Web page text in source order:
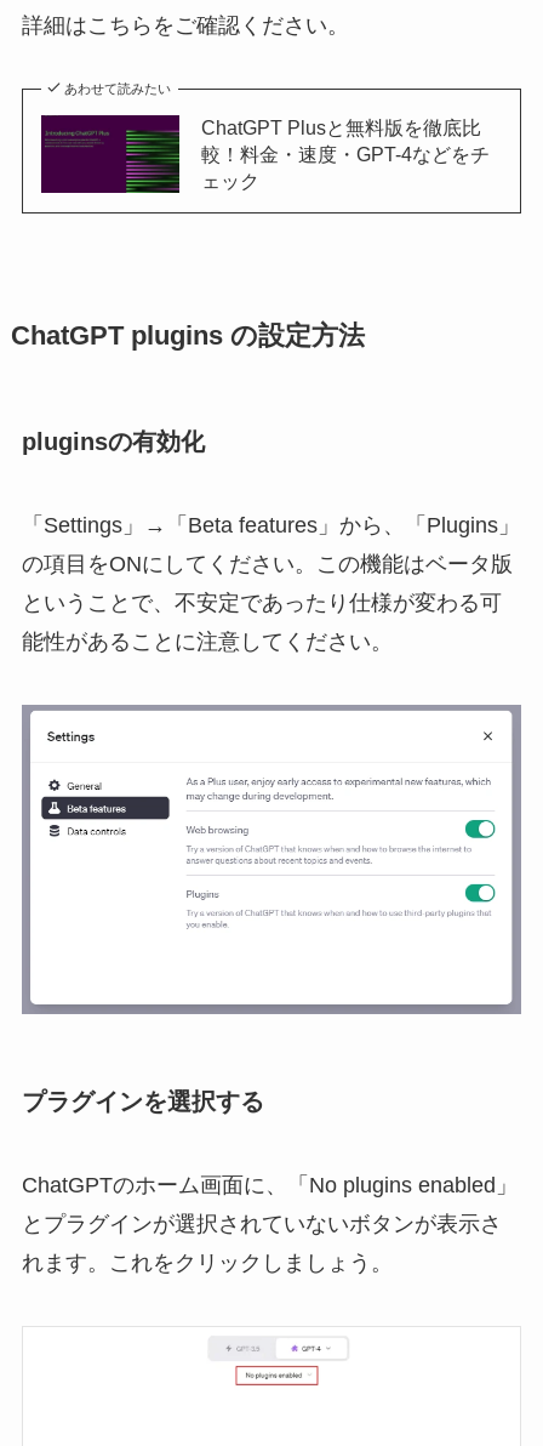
詳細はこちらをご確認ください。
あわせて読みたい
ChatGPT Plusと無料版を徹底比
較！料金・速度・GPT-4などをチ
ェック
ChatGPT plugins の設定方法
pluginsの有効化
「Settings」→「Beta features」から、「Plugins」
の項目をONにしてください。この機能はベータ版
ということで、不安定であったり仕様が変わる可
能性があることに注意してください。
プラグインを選択する
ChatGPTのホーム画面に、「No plugins enabled」
とプラグインが選択されていないボタンが表示さ
れます。これをクリックしましょう。